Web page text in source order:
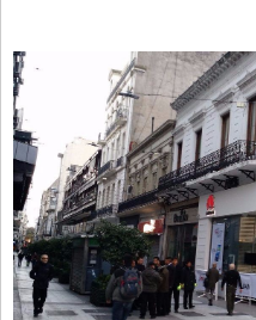
Real Estate y Propiedades
Responsabilidad Social
Salidas
Santa Fe
Show Business
Sociedad
Tecnología